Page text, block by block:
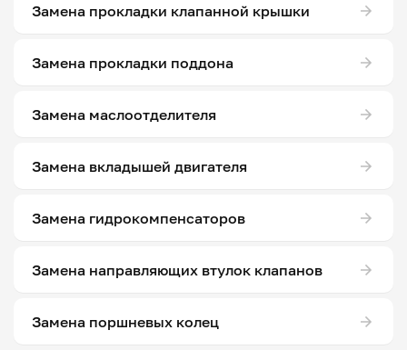
Замена прокладки клапанной крышки
Замена прокладки поддона
Замена маслоотделителя
Замена вкладышей двигателя
Замена гидрокомпенсаторов
Замена направляющих втулок клапанов
Замена поршневых колец